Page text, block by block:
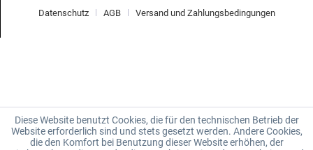
Datenschutz AGB Versand und Zahlungsbedingungen
Diese Website benutzt Cookies, die für den technischen Betrieb der
Website erforderlich sind und stets gesetzt werden. Andere Cookies,
die den Komfort bei Benutzung dieser Website erhöhen, der